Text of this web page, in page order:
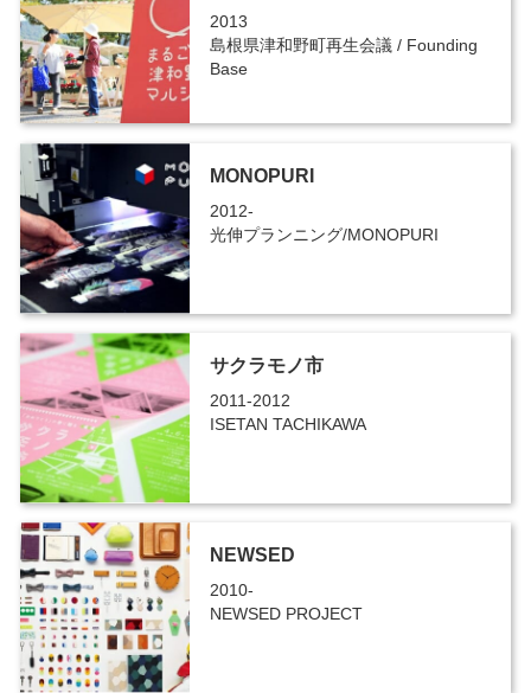
2013
島根県津和野町再生会議 / Founding
Base
MONOPURI
2012-
光伸プランニング/MONOPURI
サクラモノ市
2011-2012
ISETAN TACHIKAWA
NEWSED
2010-
NEWSED PROJECT